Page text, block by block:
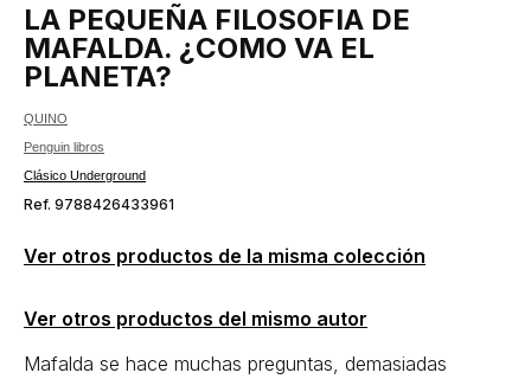
LA PEQUEÑA FILOSOFIA DE
MAFALDA. ¿COMO VA EL
PLANETA?
QUINO
Penguin libros
Clásico Underground
Ref. 9788426433961
Ver otros productos de la misma colección
Ver otros productos del mismo autor
Mafalda se hace muchas preguntas, demasiadas